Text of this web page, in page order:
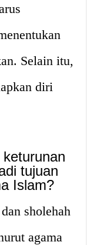
Selain itu,
diri
tujuan
Islam?
sholehah
agama